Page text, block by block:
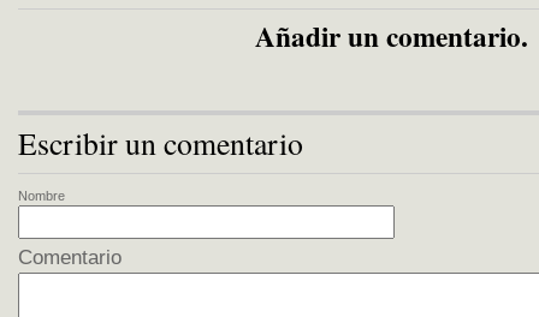
Añadir un comentario.
Escribir un comentario
Nombre
Comentario